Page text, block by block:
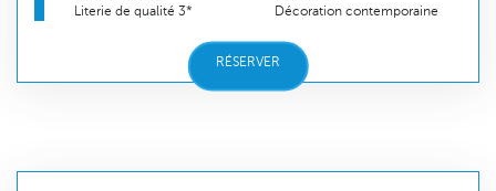
Literie de qualité 3*
Décoration contemporaine
RÉSERVER